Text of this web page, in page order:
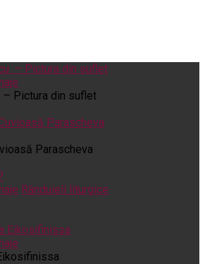
Pictura din suflet
Parascheva
Rânduieli liturgice